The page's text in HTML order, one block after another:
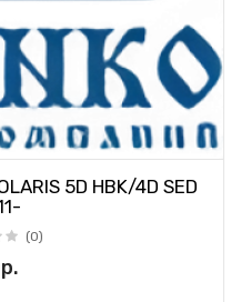
5D HBK/4D SED
(0)